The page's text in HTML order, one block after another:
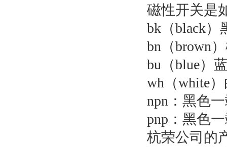
磁性开关是
bk（black
bn（brown
bu（blue）
wh（white
npn：黑色
pnp：黑色
杭荣公司的